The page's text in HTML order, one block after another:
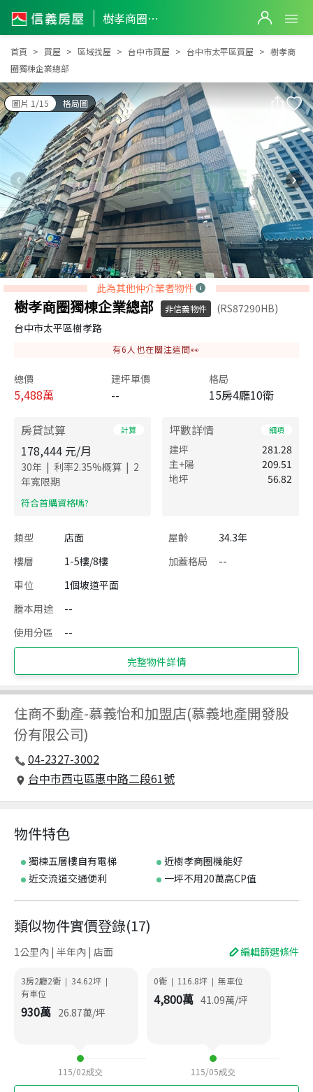
樹孝商圈獨棟企業總部
樹孝商圈獨棟企業總部
首頁 買屋 區域找屋 台中市買屋 台中市太平區買屋
樹孝商
圈獨棟企業總部
圖片 1/15 格局圖
此為其他仲介業者物件
樹孝商圈獨棟企業總部 非信義物件
(RS87290HB)
台中市太平區樹孝路
有6 人也在關注這間👀
總價
5,488萬
建坪單價
--
格局
15房4廳10衛
房貸試算 計算
178,444 元/月
30年 | 利率2.35%概算 | 2
年寬限期
​符合首購資格嗎?
坪數詳情 細項
建坪
281.28
主+陽
209.51
地坪
56.82
類型 店面 屋齡
34.3年
樓層
1-5樓/8樓 加蓋格局
--
車位
1個坡道平面
謄本用途
--
使用分區
--
完整物件詳情
住商不動產-慕義怡和加盟店(慕義地產開發股
份有限公司)
04-2327-3002
台中市西屯區惠中路二段61號
物件特色
獨棟五層樓自有電梯
近樹孝商圈機能好
近交流道交通便利
一坪不用20萬高CP值
類似物件實價登錄(17)
1公里內 | 半年內 | 店面 編輯篩選條件
3房2廳2衛 | 34.62坪 |
有車位
930萬 26.87萬/坪
115/02成交
0衛 | 116.8坪 | 無車位
4,800萬 41.09萬/坪
115/05成交